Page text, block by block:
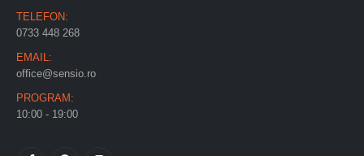
TELEFON:
0733 448 268
EMAIL:
office@sensio.ro
PROGRAM:
10:00 - 19:00